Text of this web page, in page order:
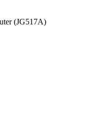
(JG517A)